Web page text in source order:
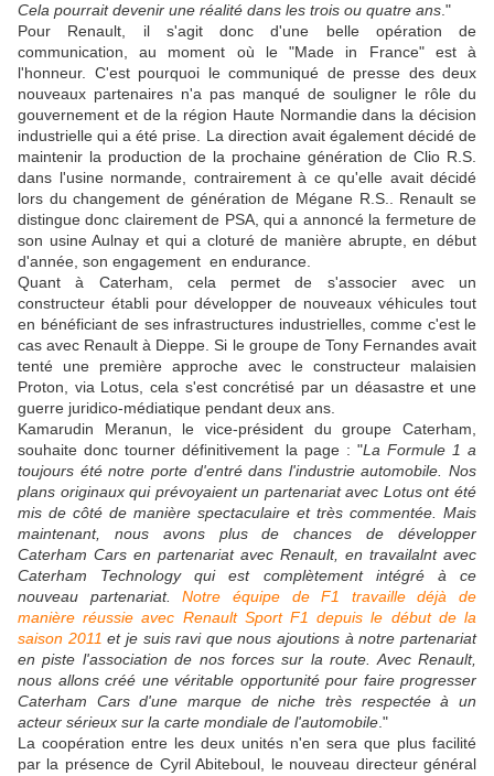
Cela pourrait devenir une réalité dans les trois ou quatre ans ."
Pour Renault, il s'agit donc d'une belle opération de
communication, au moment où le "Made in France" est à
l'honneur. C'est pourquoi le communiqué de presse des deux
nouveaux partenaires n'a pas manqué de souligner le rôle du
gouvernement et de la région Haute Normandie dans la décision
industrielle qui a été prise. La direction avait également décidé de
maintenir la production de la prochaine génération de Clio R.S.
dans l'usine normande, contrairement à ce qu'elle avait décidé
lors du changement de génération de Mégane R.S.. Renault se
distingue donc clairement de PSA, qui a annoncé la fermeture de
son usine Aulnay et qui a cloturé de manière abrupte, en début
d'année, son engagement en endurance.
Quant à Caterham, cela permet de s'associer avec un
constructeur établi pour développer de nouveaux véhicules tout
en bénéficiant de ses infrastructures industrielles, comme c'est le
cas avec Renault à Dieppe. Si le groupe de Tony Fernandes avait
tenté une première approche avec le constructeur malaisien
Proton, via Lotus, cela s'est concrétisé par un déasastre et une
guerre juridico-médiatique pendant deux ans.
Kamarudin Meranun, le vice-président du groupe Caterham,
souhaite donc tourner définitivement la page : "La Formule 1 a
toujours été notre porte d'entré dans l'industrie automobile. Nos
plans originaux qui prévoyaient un partenariat avec Lotus ont été
mis de côté de manière spectaculaire et très commentée. Mais
maintenant, nous avons plus de chances de développer
Caterham Cars en partenariat avec Renault, en travailalnt avec
Caterham Technology qui est complètement intégré à ce
nouveau partenariat.Notre équipe de F1 travaille déjà de
manière réussie avec Renault Sport F1 depuis le début de la
saison 2011 et je suis ravi que nous ajoutions à notre partenariat
en piste l'association de nos forces sur la route. Avec Renault,
nous allons créé une véritable opportunité pour faire progresser
Caterham Cars d'une marque de niche très respectée à un
acteur sérieux sur la carte mondiale de l'automobile ."
La coopération entre les deux unités n'en sera que plus facilité
par la présence de Cyril Abiteboul, le nouveau directeur général